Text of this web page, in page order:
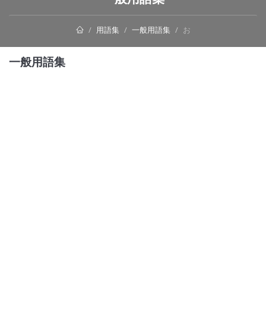
用語集 一般用語集 お
一般用語集